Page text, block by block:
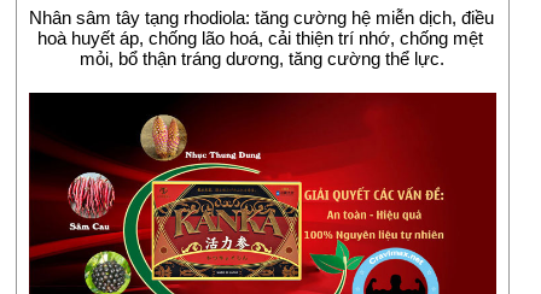
Nhân sâm tây tạng rhodiola: tăng cường hệ miễn dịch, điều
hoà huyết áp, chống lão hoá, cải thiện trí nhớ, chống mệt
mỏi, bổ thận tráng dương, tăng cường thể lực.